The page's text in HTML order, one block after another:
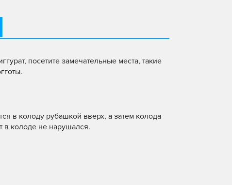
посетите замечательные места, такие
в колоду рубашкой вверх, а затем колода
в колоде не нарушался.